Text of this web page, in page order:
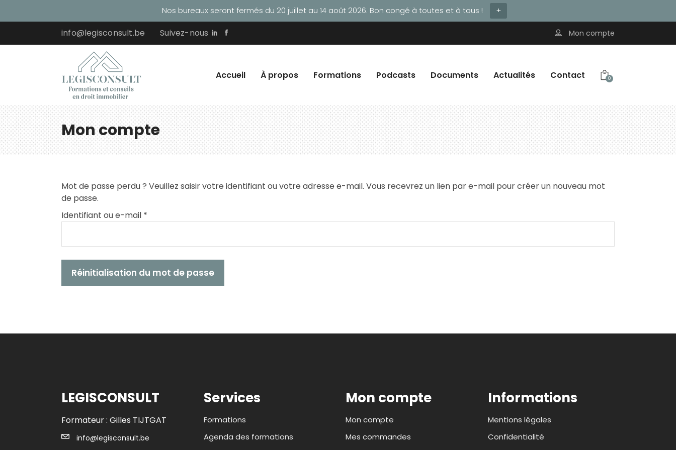
Nos bureaux seront fermés du 20 juillet au 14 août 2026. Bon congé à toutes et à tous ! +
info@legisconsult.be Suivez-nous Mon compte
Accueil À propos Formations Podcasts Documents Actualités Contact 0
Mon compte
Mot de passe perdu ? Veuillez saisir votre identifiant ou votre adresse e-mail. Vous recevrez un lien par e-mail pour créer un nouveau mot
de passe.
Identifiant ou e-mail *
Réinitialisation du mot de passe
LEGISCONSULT
Formateur : Gilles TIJTGAT
info@legisconsult.be
Services
Formations
Agenda des formations
Mon compte
Mon compte
Mes commandes
Informations
Mentions légales
Confidentialité